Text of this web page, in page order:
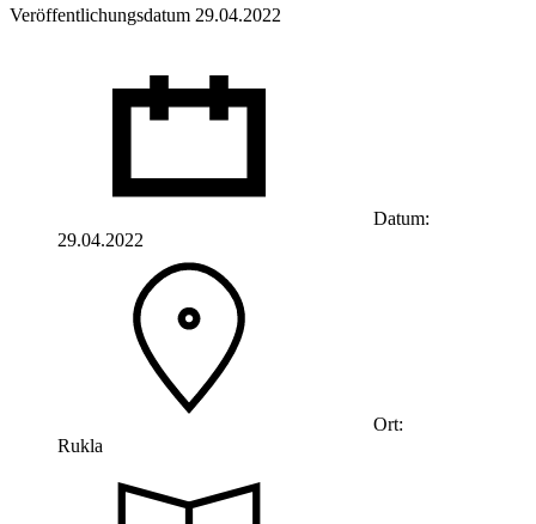
Veröffentlichungsdatum 29.04.2022
Datum:
29.04.2022
Ort:
Rukla